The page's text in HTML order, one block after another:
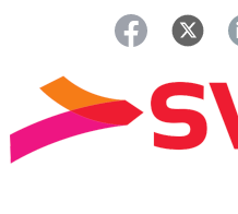
principale